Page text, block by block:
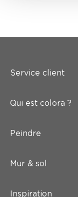
Service client
Qui est colora ?
Peindre
Mur & sol
Inspiration